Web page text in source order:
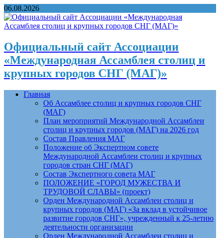
06.08.2026
Официальный сайт Ассоциации
«Международная Ассамблея столиц и
крупных городов СНГ (МАГ)»
Главная
Об Ассамблее столиц и крупных городов СНГ
(МАГ)
План мероприятий Международной Ассамблеи
столиц и крупных городов (МАГ) на 2026 год
Состав Правления МАГ
Положение об Экспертном совете
Международной Ассамблеи столиц и крупных
городов стран СНГ (МАГ)
Состав Экспертного совета МАГ
ПОЛОЖЕНИЕ «ГОРОД МУЖЕСТВА И
ТРУДОВОЙ СЛАВЫ» (проект)
Орден Международной Ассамблеи столиц и
крупных городов (МАГ) «За вклад в устойчивое
развитие городов СНГ», учрежденный к 25-летию
деятельности организации
Орден Международной Ассамблеи столиц и